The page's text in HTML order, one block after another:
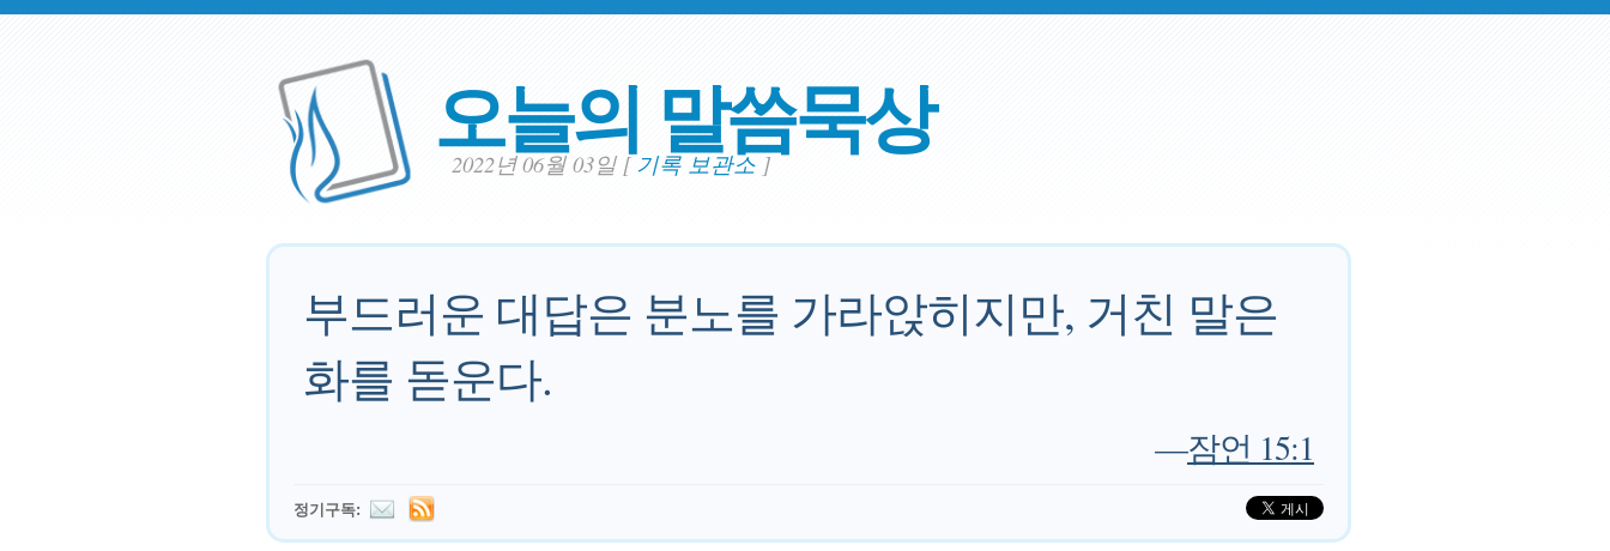
오늘의 말씀묵상
2022년 06월 03일 [기록 보관소]
부드러운 대답은 분노를 가라앉히지만, 거친 말은
화를 돋운다.
—잠언 15:1
정기구독: